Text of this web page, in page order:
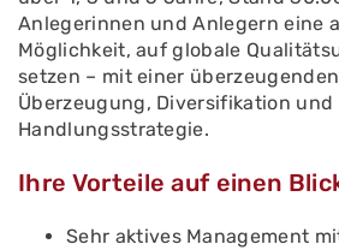
Anlegerinnen und Anlegern eine
Möglichkeit, auf globale
setzen – mit einer
Überzeugung, Diversifikation und
Handlungsstrategie.
Ihre Vorteile auf einen
Sehr aktives Management